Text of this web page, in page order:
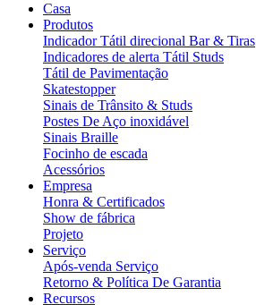
Casa
Produtos
Indicador Tátil direcional Bar & Tiras
Indicadores de alerta Tátil Studs
Tátil de Pavimentação
Skatestopper
Sinais de Trânsito & Studs
Postes De Aço inoxidável
Sinais Braille
Focinho de escada
Acessórios
Empresa
Honra & Certificados
Show de fábrica
Projeto
Serviço
Após-venda Serviço
Retorno & Política De Garantia
Recursos